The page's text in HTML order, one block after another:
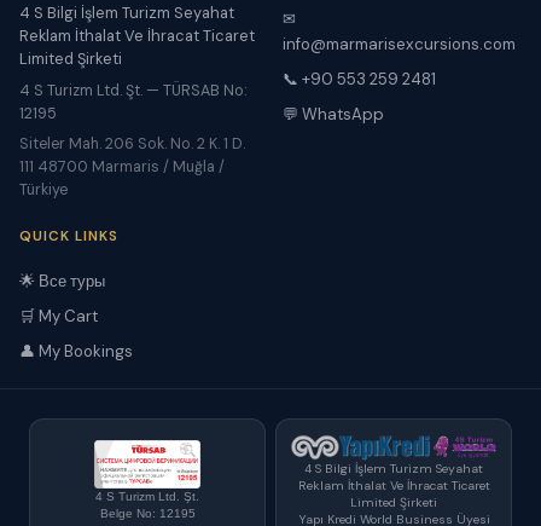
4 S Bilgi İşlem Turizm Seyahat
Reklam İthalat Ve İhracat Ticaret
Limited Şirketi
4 S Turizm Ltd. Şt. — TÜRSAB No:
12195
Siteler Mah. 206 Sok. No. 2 K. 1 D.
111 48700 Marmaris / Muğla /
Türkiye
✉
info@marmarisexcursions.com
📞 +90 553 259 2481
💬 WhatsApp
QUICK LINKS
🌟 Все туры
🛒 My Cart
👤 My Bookings
4 S Turizm Ltd. Şt.
Belge No: 12195
4 S Bilgi İşlem Turizm Seyahat
Reklam İthalat Ve İhracat Ticaret
Limited Şirketi
Yapı Kredi World Business Üyesi